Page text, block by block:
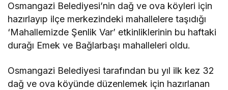
Osmangazi Belediyesi’nin dağ ve ova köyleri için
hazırlayıp ilçe merkezindeki mahallelere taşıdığı
‘Mahallemizde Şenlik Var’ etkinliklerinin bu haftaki
durağı Emek ve Bağlarbaşı mahalleleri oldu.
Osmangazi Belediyesi tarafından bu yıl ilk kez 32
dağ ve ova köyünde düzenlemek için hazırlanan